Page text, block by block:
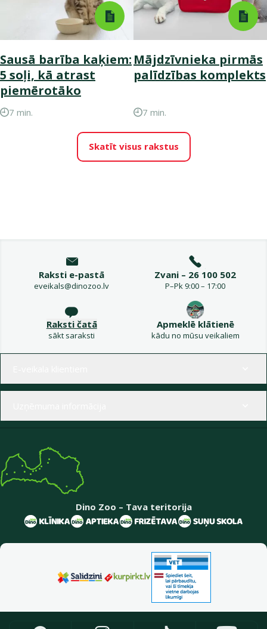
Sausā barība kaķiem:
5 soļi, kā atrast
piemērotāko
7 min.
Mājdzīvnieka pirmās
palīdzības komplekts
7 min.
Skatīt visus rakstus
Raksti e-pastā
eveikals@dinozoo.lv
Zvani – 26 100 502
P–Pk 9:00 – 17:00
Raksti čatā
sākt saraksti
Apmeklē klātienē
kādu no mūsu veikaliem
Dino Zoo – Tava teritorija